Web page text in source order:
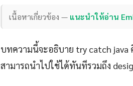
เนื้อหาเกี่ยวข้อง — แนะนำให้อ่าน
บทความนี้จะอธิบาย try catch java
สามารถนำไปใช้ได้ทันทีรวมถึง